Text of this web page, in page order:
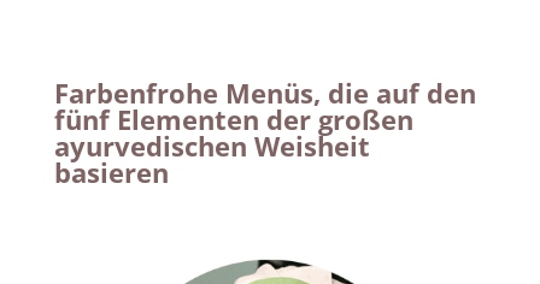
Farbenfrohe Menüs, die auf den
fünf Elementen der großen
ayurvedischen Weisheit
basieren